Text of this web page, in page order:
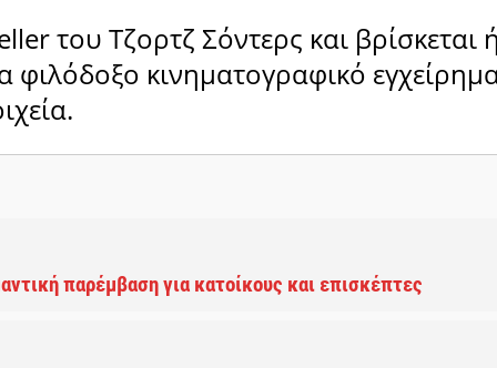
του Τζορτζ Σόντερς και βρίσκεται
κινηματογραφικό
παρέμβαση για κατοίκους και επισκέπτες